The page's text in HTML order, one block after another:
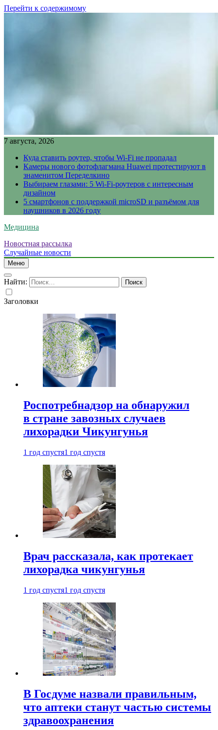
Перейти к содержимому
7 августа, 2026
Куда ставить роутер, чтобы Wi-Fi не пропадал
Камеры нового фотофлагмана Huawei протестируют в
знаменитом Переделкино
Выбираем глазами: 5 Wi-Fi-роутеров с интересным
дизайном
5 смартфонов с поддержкой microSD и разъёмом для
наушников в 2026 году
Медицина
Новостная рассылка
Случайные новости
Меню
Найти:
Заголовки
Роспотребнадзор на обнаружил
в стране завозных случаев
лихорадки Чикунгунья
1 год спустя1 год спустя
Врач рассказала, как протекает
лихорадка чикунгунья
1 год спустя1 год спустя
В Госдуме назвали правильным,
что аптеки станут частью системы
здравоохранения